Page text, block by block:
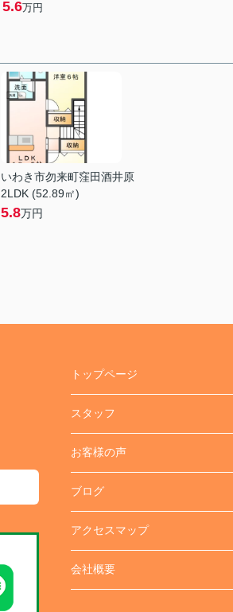
5.6万円
いわき市勿来町窪田酒井原
2LDK (52.89㎡)
5.8万円
トップページ
スタッフ
お客様の声
ブログ
アクセスマップ
会社概要